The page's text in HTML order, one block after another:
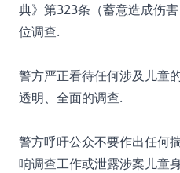
典》第323条（蓄意造成伤
位调查.
警方严正看待任何涉及儿童
透明、全面的调查.
警方呼吁公众不要作出任何
响调查工作或泄露涉案儿童